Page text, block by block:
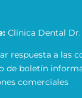
Clínica Dental Dr.
respuesta a las
de boletín
comerciales